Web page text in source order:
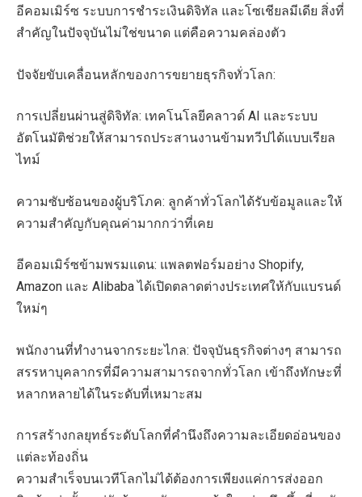
อีคอมเมิร์ซ ระบบการชำระเงินดิจิทัล และโซเชียลมีเดีย สิ่งที่
สำคัญในปัจจุบันไม่ใช่ขนาด แต่คือความคล่องตัว
ปัจจัยขับเคลื่อนหลักของการขยายธุรกิจทั่วโลก:
การเปลี่ยนผ่านสู่ดิจิทัล: เทคโนโลยีคลาวด์ AI และระบบ
อัตโนมัติช่วยให้สามารถประสานงานข้ามทวีปได้แบบเรียล
ไทม์
ความซับซ้อนของผู้บริโภค: ลูกค้าทั่วโลกได้รับข้อมูลและให้
ความสำคัญกับคุณค่ามากกว่าที่เคย
อีคอมเมิร์ซข้ามพรมแดน: แพลตฟอร์มอย่าง Shopify,
Amazon และ Alibaba ได้เปิดตลาดต่างประเทศให้กับแบรนด์
ใหม่ๆ
พนักงานที่ทำงานจากระยะไกล: ปัจจุบันธุรกิจต่างๆ สามารถ
สรรหาบุคลากรที่มีความสามารถจากทั่วโลก เข้าถึงทักษะที่
หลากหลายได้ในระดับที่เหมาะสม
การสร้างกลยุทธ์ระดับโลกที่คำนึงถึงความละเอียดอ่อนของ
แต่ละท้องถิ่น
ความสำเร็จบนเวทีโลกไม่ได้ต้องการเพียงแค่การส่งออก